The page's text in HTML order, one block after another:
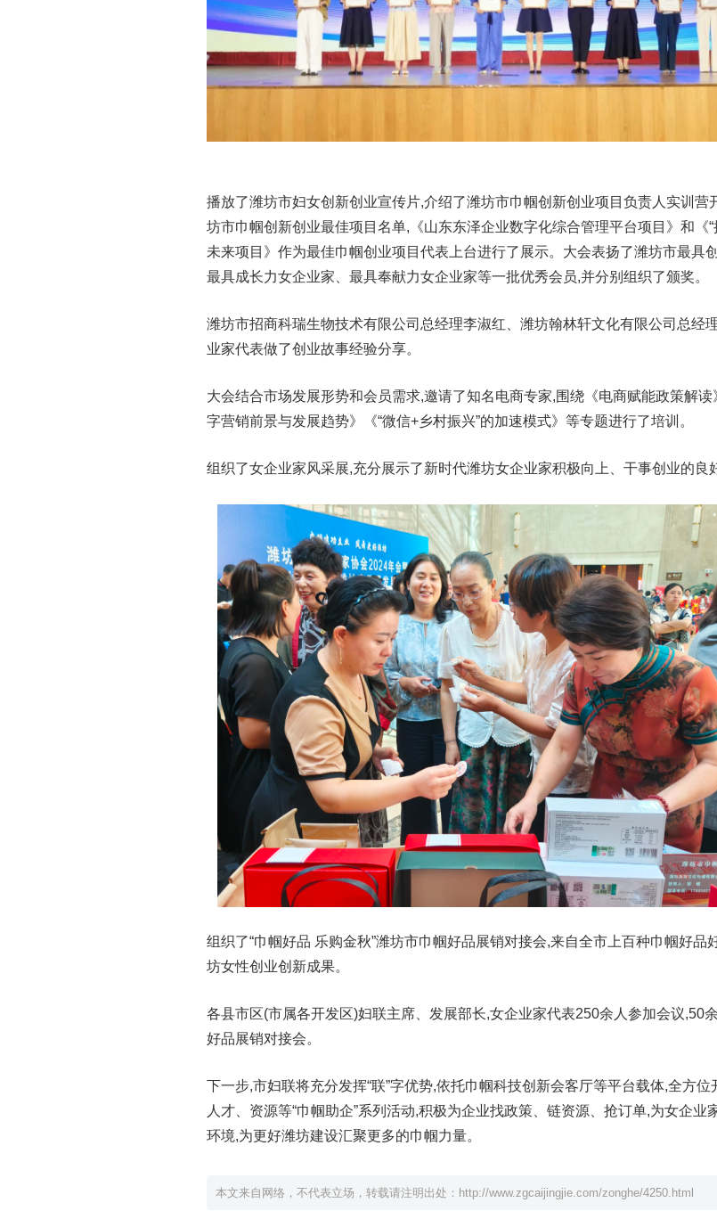
播放了潍坊市妇女创新创业宣传片,介绍了潍坊市巾帼创新创业项目负责人实训营
坊市巾帼创新创业最佳项目名单,《山东东泽企业数字化综合管理平台项目》和《“
未来项目》作为最佳巾帼创业项目代表上台进行了展示。大会表扬了潍坊市最具
最具成长力女企业家、最具奉献力女企业家等一批优秀会员,并分别组织了颁奖。
潍坊市招商科瑞生物技术有限公司总经理李淑红、潍坊翰林轩文化有限公司总经
业家代表做了创业故事经验分享。
大会结合市场发展形势和会员需求,邀请了知名电商专家,围绕《电商赋能政策解
字营销前景与发展趋势》《“微信+乡村振兴”的加速模式》等专题进行了培训。
组织了女企业家风采展,充分展示了新时代潍坊女企业家积极向上、干事创业的良
组织了“巾帼好品 乐购金秋”潍坊市巾帼好品展销对接会,来自全市上百种巾帼好品
坊女性创业创新成果。
各县市区(市属各开发区)妇联主席、发展部长,女企业家代表250余人参加会议,50
好品展销对接会。
下一步,市妇联将充分发挥“联”字优势,依托巾帼科技创新会客厅等平台载体,全方位
人才、资源等“巾帼助企”系列活动,积极为企业找政策、链资源、抢订单,为女企业
环境,为更好潍坊建设汇聚更多的巾帼力量。
本文来自网络，不代表立场，转载请注明出处： http://www.zgcaijingjie.com/zonghe/4250.html